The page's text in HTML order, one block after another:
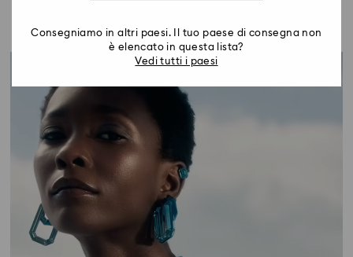
Consegniamo in altri paesi. Il tuo paese di consegna non
è elencato in questa lista?
Vedi tutti i paesi